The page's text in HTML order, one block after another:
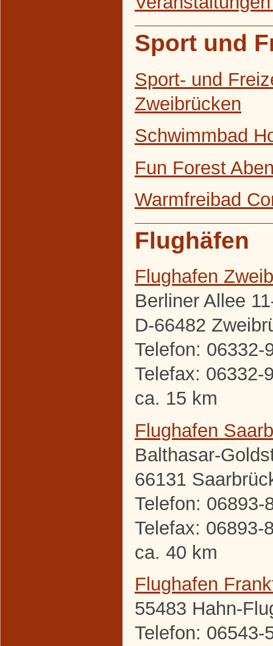
Sport und
Sport- und
Zweibrücken
Schwimmbad
Fun Forest
Warmfreibad
Flughäfen
Flughafen
Berliner Allee
D-66482
Telefon: 06332-
Telefax: 06332-
ca. 15 km
Flughafen
Balthasar-
66131
Telefon: 06893-
Telefax: 06893-
ca. 40 km
Flughafen
55483 Hahn-
Telefon: 06543-